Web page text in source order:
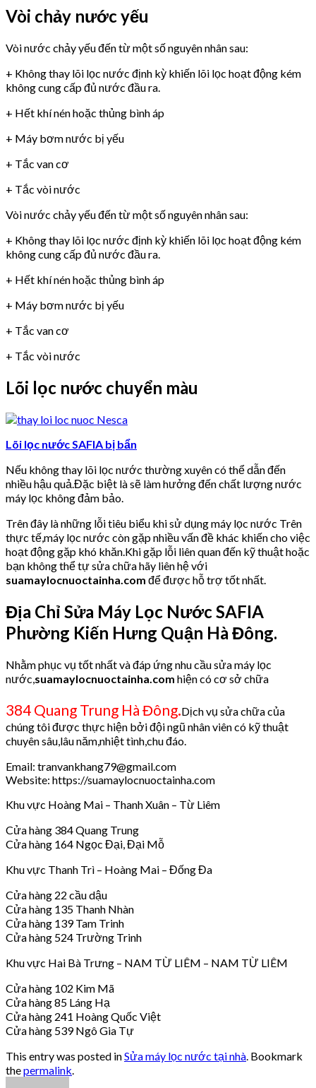
Vòi chảy nước yếu
Vòi nước chảy yếu đến từ một số nguyên nhân sau:
+ Không thay lõi lọc nước định kỳ khiến lõi lọc hoạt động kém
không cung cấp đủ nước đầu ra.
+ Hết khí nén hoặc thủng bình áp
+ Máy bơm nước bị yếu
+ Tắc van cơ
+ Tắc vòi nước
Vòi nước chảy yếu đến từ một số nguyên nhân sau:
+ Không thay lõi lọc nước định kỳ khiến lõi lọc hoạt động kém
không cung cấp đủ nước đầu ra.
+ Hết khí nén hoặc thủng bình áp
+ Máy bơm nước bị yếu
+ Tắc van cơ
+ Tắc vòi nước
Lõi lọc nước chuyển màu
Lõi lọc nước SAFIA bị bẩn
Nếu không thay lõi lọc nước thường xuyên có thể dẫn đến
nhiều hậu quả.Đặc biệt là sẽ làm hưởng đến chất lượng nước
máy lọc không đảm bảo.
Trên đây là những lỗi tiêu biểu khi sử dụng máy lọc nước Trên
thực tế,máy lọc nước còn gặp nhiều vấn đề khác khiến cho việc
hoạt động gặp khó khăn.Khi gặp lỗi liên quan đến kỹ thuật hoặc
bạn không thể tự sửa chữa hãy liên hệ với
suamaylocnuoctainha.com để được hỗ trợ tốt nhất.
Địa Chỉ Sửa Máy Lọc Nước SAFIA
Phường Kiến Hưng Quận Hà Đông.
Nhằm phục vụ tốt nhất và đáp ứng nhu cầu sửa máy lọc
nước, suamaylocnuoctainha.com hiện có cơ sở chữa
384 Quang Trung Hà Đông.Dịch vụ sửa chữa của
chúng tôi được thực hiện bởi đội ngũ nhân viên có kỹ thuật
chuyên sâu,lâu năm,nhiệt tình,chu đáo.
Email: tranvankhang79@gmail.com
Website: https://suamaylocnuoctainha.com
Khu vực Hoàng Mai – Thanh Xuân – Từ Liêm
Cửa hàng 384 Quang Trung
Cửa hàng 164 Ngọc Đại, Đại Mỗ
Khu vực Thanh Trì – Hoàng Mai – Đống Đa
Cửa hàng 22 cầu dậu
Cửa hàng 135 Thanh Nhàn
Cửa hàng 139 Tam Trinh
Cửa hàng 524 Trường Trinh
Khu vực Hai Bà Trưng – NAM TỪ LIÊM – NAM TỪ LIÊM
Cửa hàng 102 Kim Mã
Cửa hàng 85 Láng Hạ
Cửa hàng 241 Hoàng Quốc Việt
Cửa hàng 539 Ngô Gia Tự
This entry was posted inSửa máy lọc nước tại nhà . Bookmark
thepermalink